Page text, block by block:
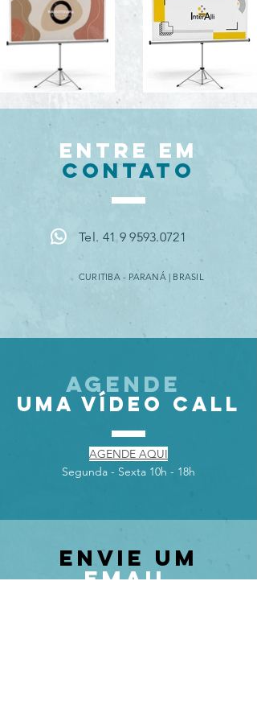
ENTRE EM
CONTATO
Tel. 41 9 9593.0721
CURITIBA - PARANÁ | BRASIL
AGENDE
UMA VÍDEO CALL
AGENDE AQUI
Segunda - Sexta 10h - 18h
ENVIE UM
EMAIL